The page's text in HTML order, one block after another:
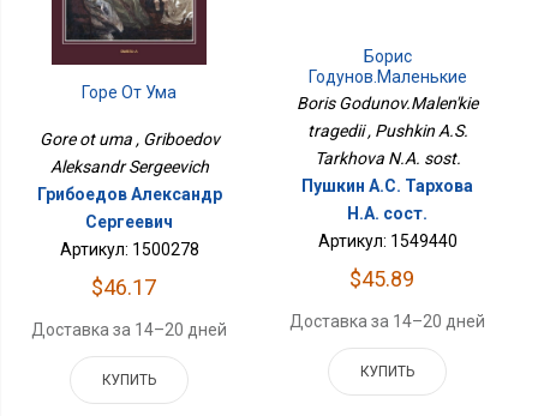
Горе От Ума
Gore ot uma , Griboedov
Aleksandr Sergeevich
Грибоедов Александр
Сергеевич
Артикул: 1500278
$46.17
Доставка за 14–20 дней
КУПИТЬ
Борис
Годунов.Маленькие
Трагедии
Boris Godunov.Malen'kie
tragedii , Pushkin A.S.
Tarkhova N.A. sost.
Пушкин А.С. Тархова
Н.А. сост.
Артикул: 1549440
$45.89
Доставка за 14–20 дней
КУПИТЬ